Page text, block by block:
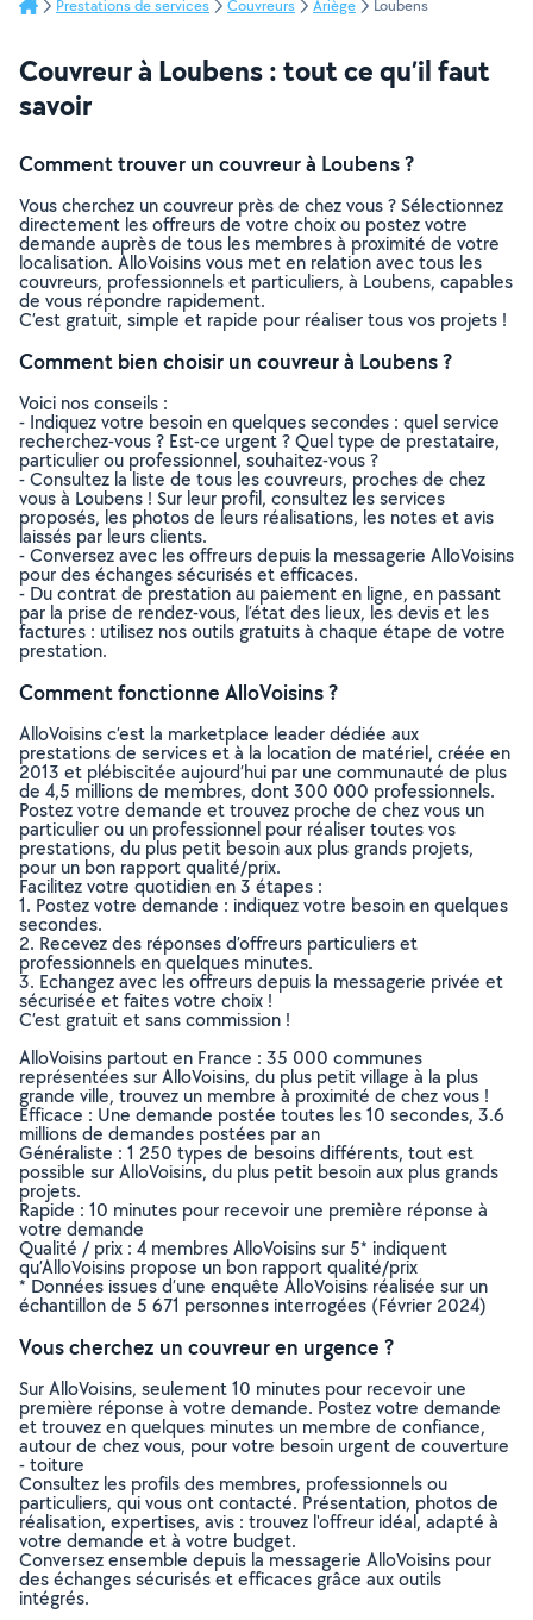
Prestations de services Couvreurs Ariège Loubens
Couvreur à Loubens : tout ce qu’il faut
savoir
Comment trouver un couvreur à Loubens ?
Vous cherchez un couvreur près de chez vous ? Sélectionnez
directement les offreurs de votre choix ou postez votre
demande auprès de tous les membres à proximité de votre
localisation. AlloVoisins vous met en relation avec tous les
couvreurs, professionnels et particuliers, à Loubens, capables
de vous répondre rapidement.
C’est gratuit, simple et rapide pour réaliser tous vos projets !
Comment bien choisir un couvreur à Loubens ?
Voici nos conseils :
- Indiquez votre besoin en quelques secondes : quel service
recherchez-vous ? Est-ce urgent ? Quel type de prestataire,
particulier ou professionnel, souhaitez-vous ?
- Consultez la liste de tous les couvreurs, proches de chez
vous à Loubens ! Sur leur profil, consultez les services
proposés, les photos de leurs réalisations, les notes et avis
laissés par leurs clients.
- Conversez avec les offreurs depuis la messagerie AlloVoisins
pour des échanges sécurisés et efficaces.
- Du contrat de prestation au paiement en ligne, en passant
par la prise de rendez-vous, l’état des lieux, les devis et les
factures : utilisez nos outils gratuits à chaque étape de votre
prestation.
Comment fonctionne AlloVoisins ?
AlloVoisins c’est la marketplace leader dédiée aux
prestations de services et à la location de matériel, créée en
2013 et plébiscitée aujourd’hui par une communauté de plus
de 4,5 millions de membres, dont 300 000 professionnels.
Postez votre demande et trouvez proche de chez vous un
particulier ou un professionnel pour réaliser toutes vos
prestations, du plus petit besoin aux plus grands projets,
pour un bon rapport qualité/prix.
Facilitez votre quotidien en 3 étapes :
1. Postez votre demande : indiquez votre besoin en quelques
secondes.
2. Recevez des réponses d’offreurs particuliers et
professionnels en quelques minutes.
3. Echangez avec les offreurs depuis la messagerie privée et
sécurisée et faites votre choix !
C’est gratuit et sans commission !
AlloVoisins partout en France : 35 000 communes
représentées sur AlloVoisins, du plus petit village à la plus
grande ville, trouvez un membre à proximité de chez vous !
Efficace : Une demande postée toutes les 10 secondes, 3.6
millions de demandes postées par an
Généraliste : 1 250 types de besoins différents, tout est
possible sur AlloVoisins, du plus petit besoin aux plus grands
projets.
Rapide : 10 minutes pour recevoir une première réponse à
votre demande
Qualité / prix : 4 membres AlloVoisins sur 5* indiquent
qu’AlloVoisins propose un bon rapport qualité/prix
* Données issues d’une enquête AlloVoisins réalisée sur un
échantillon de 5 671 personnes interrogées (Février 2024)
Vous cherchez un couvreur en urgence ?
Sur AlloVoisins, seulement 10 minutes pour recevoir une
première réponse à votre demande. Postez votre demande
et trouvez en quelques minutes un membre de confiance,
autour de chez vous, pour votre besoin urgent de couverture
- toiture
Consultez les profils des membres, professionnels ou
particuliers, qui vous ont contacté. Présentation, photos de
réalisation, expertises, avis : trouvez l'offreur idéal, adapté à
votre demande et à votre budget.
Conversez ensemble depuis la messagerie AlloVoisins pour
des échanges sécurisés et efficaces grâce aux outils
intégrés.